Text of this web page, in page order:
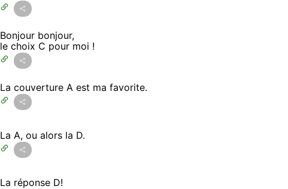
Bonjour bonjour,
le choix C pour moi !
La couverture A est ma favorite.
La A, ou alors la D.
La réponse D!